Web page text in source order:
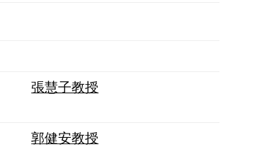
張慧子教授
郭健安教授